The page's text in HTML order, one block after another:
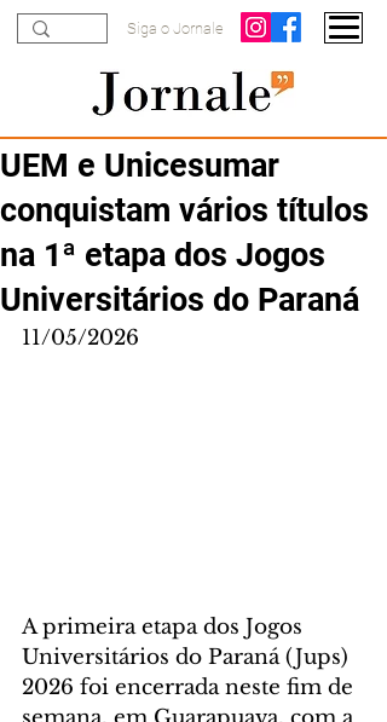
Siga o Jornale
UEM e Unicesumar
conquistam vários títulos
na 1ª etapa dos Jogos
Universitários do Paraná
11/05/2026
A primeira etapa dos Jogos
Universitários do Paraná (Jups)
2026 foi encerrada neste fim de